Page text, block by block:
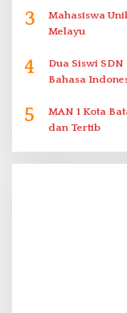
3
Mahasiswa
Melayu
4
Dua Siswi
Bahasa
5
MAN 1 Kota
dan Tertib